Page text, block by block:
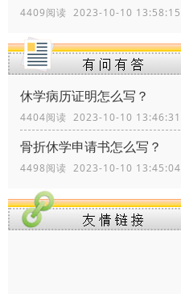
4409阅读 2023-10-10 13:58:15
休学病历证明怎么写？
4404阅读 2023-10-10 13:46:31
骨折休学申请书怎么写？
4498阅读 2023-10-10 13:45:04